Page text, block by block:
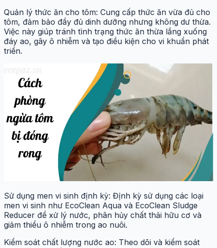
Quản lý thức ăn cho tôm: Cung cấp thức ăn vừa đủ cho
tôm, đảm bảo đầy đủ dinh dưỡng nhưng không dư thừa.
Việc này giúp tránh tình trạng thức ăn thừa lắng xuống
đáy ao, gây ô nhiễm và tạo điều kiện cho vi khuẩn phát
triển.
Sử dụng men vi sinh định kỳ: Định kỳ sử dụng các loại
men vi sinh như EcoClean Aqua và EcoClean Sludge
Reducer để xử lý nước, phân hủy chất thải hữu cơ và
giảm thiểu ô nhiễm trong ao nuôi.
Kiểm soát chất lượng nước ao: Theo dõi và kiểm soát